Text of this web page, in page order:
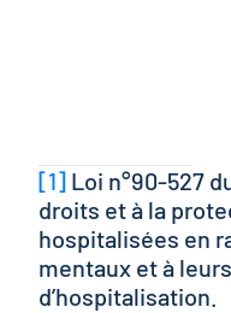
[1] Loi n°90-527
droits et à la
hospitalisées en
mentaux et à
d’hospitalisation.